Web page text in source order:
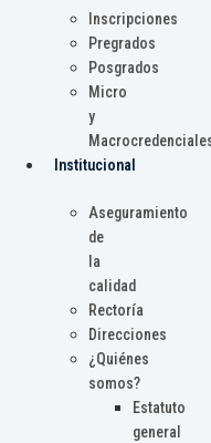
Inscripciones
Pregrados
Posgrados
Micro
y
Institucional
Aseguramiento
de
la
calidad
Rectoría
Direcciones
¿Quiénes
somos?
Estatuto
general